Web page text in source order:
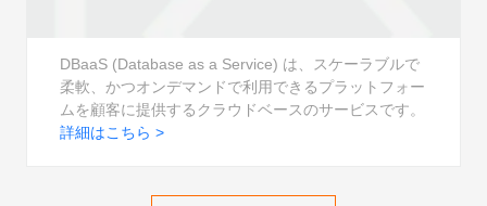
DBaaS (Database as a Service) は、スケーラブルで
柔軟、かつオンデマンドで利用できるプラットフォー
ムを顧客に提供するクラウドベースのサービスです。
詳細はこちら >